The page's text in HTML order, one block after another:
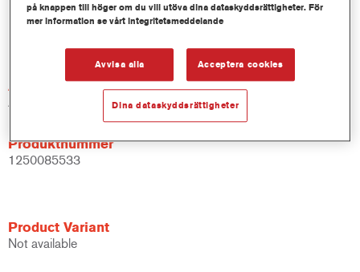
Product Variant
Not available
Artikelnummer
AZ9600 1.00 LI
Produktnummer
1250085533
Product Variant
Not available
på knappen till höger om du vill utöva dina dataskyddsrättigheter. För
mer information se vårt integritetsmeddelande
Avvisa alla Acceptera cookies
Dina dataskyddsrättigheter